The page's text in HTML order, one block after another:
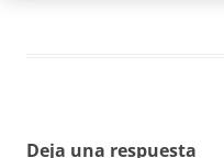
Deja una respuesta